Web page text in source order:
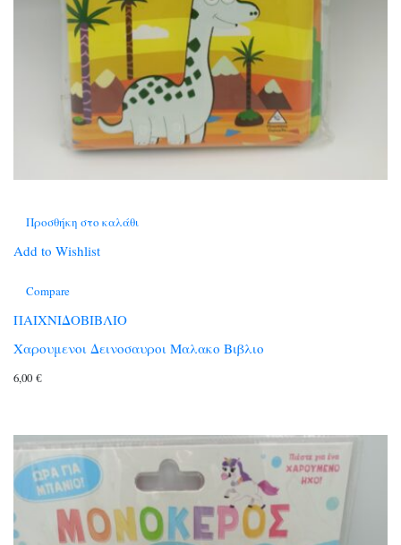
Προσθήκη στο καλάθι
Add to Wishlist
Compare
ΠΑΙΧΝΙΔΟΒΙΒΛΙΟ
Χαρουμενοι Δεινοσαυροι Μαλακο Βιβλιο
6,00 €